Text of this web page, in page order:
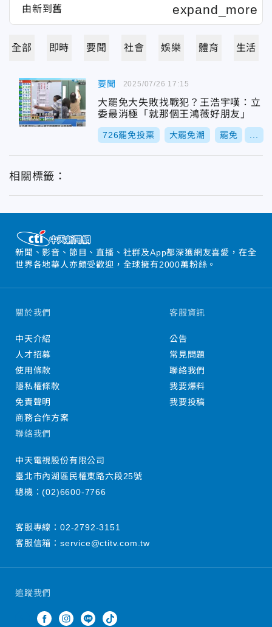
全部 即時 要聞 社會 娛樂 體育 生活
要聞
大罷免大失敗找戰犯？王浩宇嘆：立
委最消極「就那個王鴻薇好朋友」
726罷免投票 大罷免潮 罷免
2025/07/26 17:15
相關標籤：
新聞、影音、節目、直播、社群及App都深獲網友喜愛，在全
世界各地華人亦頗受歡迎，全球擁有2000萬粉絲。
追蹤我們
關於我們
中天介紹
人才招募
使用條款
隱私權條款
免責聲明
商務合作方案
客服資訊
公告
常見問題
聯絡我們
我要爆料
我要投稿
聯絡我們
中天電視股份有限公司
臺北市內湖區民權東路六段25號
總機：(02)6600-7766
客服專線： 02-2792-3151
客服信箱： service@ctitv.com.tw